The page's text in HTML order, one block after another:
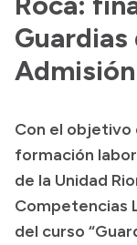
Normativa
Presupuesto
Boletín Oficial
Compras y
Consulta de
Con el
formación
de la Unidad
Competencias
del curso